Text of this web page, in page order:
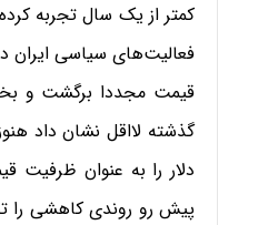
فعالیت‌های سیاسی ایران
قیمت مجددا برگشت و
دلار را به عنوان ظرفیت
پیش رو روندی کاهشی را